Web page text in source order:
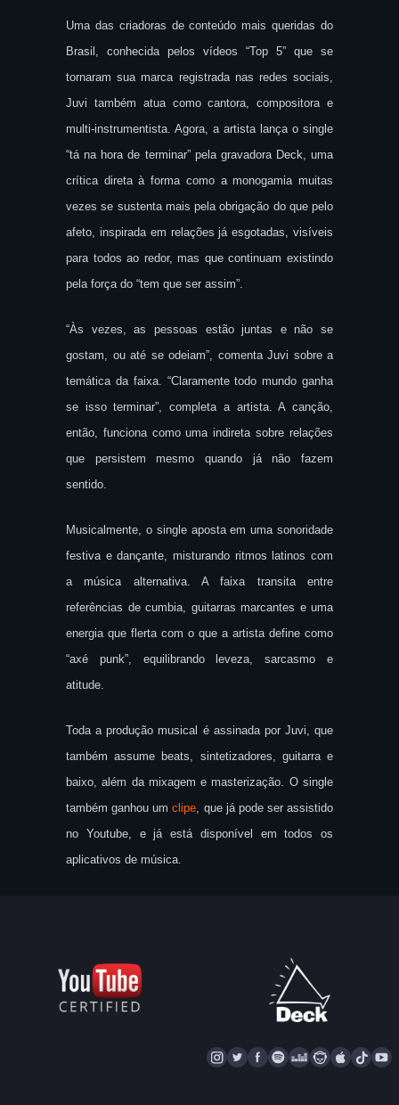
Uma das criadoras de conteúdo mais queridas do
Brasil, conhecida pelos vídeos “Top 5” que se
tornaram sua marca registrada nas redes sociais,
Juvi também atua como cantora, compositora e
multi-instrumentista. Agora, a artista lança o single
“tá na hora de terminar” pela gravadora Deck, uma
crítica direta à forma como a monogamia muitas
vezes se sustenta mais pela obrigação do que pelo
afeto, inspirada em relações já esgotadas, visíveis
para todos ao redor, mas que continuam existindo
pela força do “tem que ser assim”.
“Às vezes, as pessoas estão juntas e não se
gostam, ou até se odeiam”, comenta Juvi sobre a
temática da faixa. “Claramente todo mundo ganha
se isso terminar”, completa a artista. A canção,
então, funciona como uma indireta sobre relações
que persistem mesmo quando já não fazem
sentido.
Musicalmente, o single aposta em uma sonoridade
festiva e dançante, misturando ritmos latinos com
a música alternativa. A faixa transita entre
referências de cumbia, guitarras marcantes e uma
energia que flerta com o que a artista define como
“axé punk”, equilibrando leveza, sarcasmo e
atitude.
Toda a produção musical é assinada por Juvi, que
também assume beats, sintetizadores, guitarra e
baixo, além da mixagem e masterização. O single
também ganhou umclipe, que já pode ser assistido
no Youtube, e já está disponível em todos os
aplicativos de música.
I
N
T
W
F
A
S
P
D
E
N
A
A
P
T